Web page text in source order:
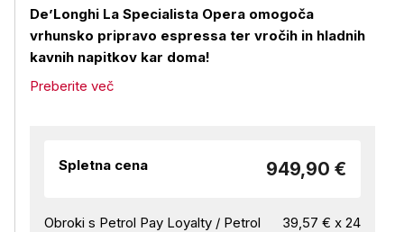
De’Longhi La Specialista Opera omogoča
vrhunsko pripravo espressa ter vročih in hladnih
kavnih napitkov kar doma!
Preberite več
Spletna cena 949,90 €
Obroki s Petrol Pay Loyalty / Petrol
39,57 € x 24